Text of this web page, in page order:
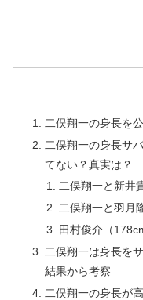
二俣翔一の身長を
二俣翔一の身長サ
てない？真実は？
二俣翔一と新井
二俣翔一と羽月
田村俊介（
二俣翔一は身長を
結果から考察
二俣翔一の身長が